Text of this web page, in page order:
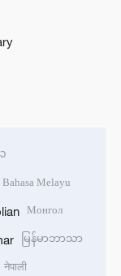
Bahasa Melayu
Монгол
မြန်မာဘာသာ
नेपाली